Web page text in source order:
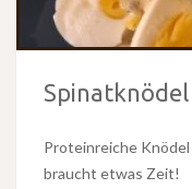
Proteinreiche Knödel
braucht etwas Zeit!